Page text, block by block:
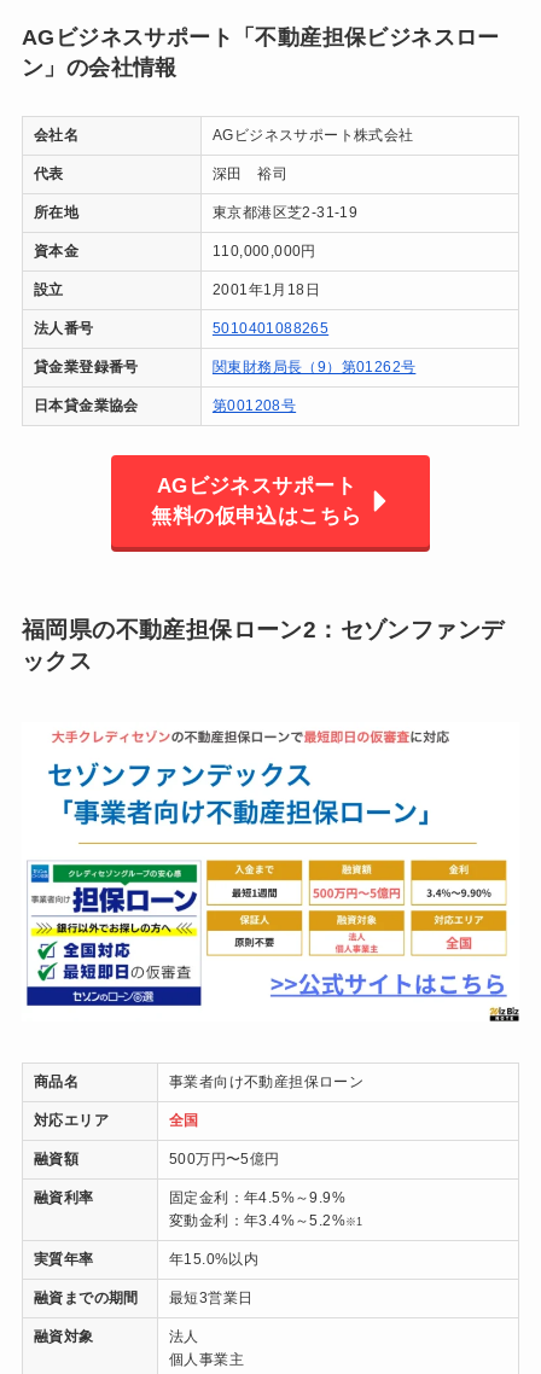
AGビジネスサポート「不動産担保ビジネスロー
ン」の会社情報
会社名 AGビジネスサポート株式会社
代表 深田 裕司
所在地 東京都港区芝2-31-19
資本金 110,000,000円
設立 2001年1月18日
法人番号 5010401088265
貸金業登録番号 関東財務局長（9）第01262号
日本貸金業協会 第001208号
AGビジネスサポート
無料の仮申込はこちら
福岡県の不動産担保ローン2：セゾンファンデ
ックス
商品名 事業者向け不動産担保ローン
対応エリア 全国
融資額 500万円〜5億円
融資利率
固定金利：年4.5%～9.9%
変動金利：年3.4%～5.2%※1
実質年率 年15.0%以内
融資までの期間 最短3営業日
融資対象
法人
個人事業主